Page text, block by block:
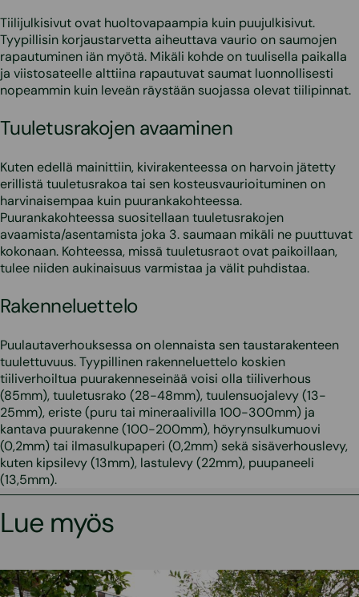
Tiilijulkisivut ovat huoltovapaampia kuin puujulkisivut.
Tyypillisin korjaustarvetta aiheuttava vaurio on saumojen
rapautuminen iän myötä. Mikäli kohde on tuulisella paikalla
ja viistosateelle alttiina rapautuvat saumat luonnollisesti
nopeammin kuin leveän räystään suojassa olevat tiilipinnat.
Tuuletusrakojen avaaminen
Kuten edellä mainittiin, kivirakenteessa on harvoin jätetty
erillistä tuuletusrakoa tai sen kosteusvaurioituminen on
harvinaisempaa kuin puurankakohteessa.
Puurankakohteessa suositellaan tuuletusrakojen
avaamista/asentamista joka 3. saumaan mikäli ne puuttuvat
kokonaan. Kohteessa, missä tuuletusraot ovat paikoillaan,
tulee niiden aukinaisuus varmistaa ja välit puhdistaa.
Rakenneluettelo
Puulautaverhouksessa on olennaista sen taustarakenteen
tuulettuvuus. Tyypillinen rakenneluettelo koskien
tiiliverhoiltua puurakenneseinää voisi olla tiiliverhous
(85mm), tuuletusrako (28-48mm), tuulensuojalevy (13-
25mm), eriste (puru tai mineraalivilla 100-300mm) ja
kantava puurakenne (100-200mm), höyrynsulkumuovi
(0,2mm) tai ilmasulkupaperi (0,2mm) sekä sisäverhouslevy,
kuten kipsilevy (13mm), lastulevy (22mm), puupaneeli
(13,5mm).
Lue myös